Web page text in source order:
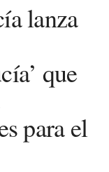
lanza
que
para el